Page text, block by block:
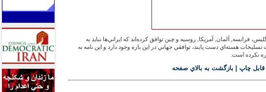
فرانسه, آلمان, آمريكا, روسيه و چين توافق كرده‌‏اند كه ايراني‌‏ها نبايد به
هسته‌‏اي دست يابند، توافقي جهاني در اين باره وجود دارد و اين نامه به
نكرده است.
چاپ بازگشت به بالاي صفحه